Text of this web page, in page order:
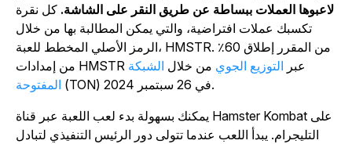
لاعبوها العملات ببساطة عن طريق النقر على الشاشة.كل نقرة
تكسبك عملات افتراضية، والتي يمكن المطالبة بها من خلال
الرمز الأصلي المخطط للعبة، HMSTR. من المقرر إطلاق 60٪
من إمدادات HMSTR عبرالتوزيع الجويمن خلالالشبكة
المفتوحة
يمكنك بسهولة بدء لعب اللعبة عبر قناةHamster Kombatعلى
التليجرام. يبدأ اللعب عندما تتولى دور الرئيس التنفيذي لتبادل